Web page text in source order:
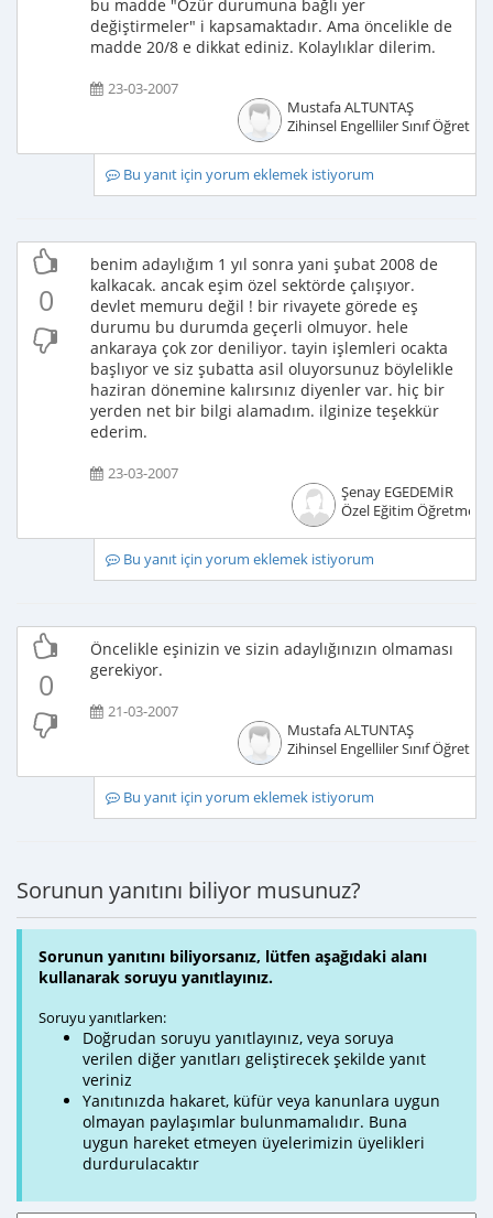
bu madde "Özür durumuna bağlı yer
değiştirmeler" i kapsamaktadır. Ama öncelikle de
madde 20/8 e dikkat ediniz. Kolaylıklar dilerim.
23-03-2007
Mustafa ALTUNTAŞ
Zihinsel Engelliler Sınıf
Bu yanıt için yorum eklemek istiyorum
0
benim adaylığım 1 yıl sonra yani şubat 2008 de
kalkacak. ancak eşim özel sektörde çalışıyor.
devlet memuru değil ! bir rivayete görede eş
durumu bu durumda geçerli olmuyor. hele
ankaraya çok zor deniliyor. tayin işlemleri ocakta
başlıyor ve siz şubatta asil oluyorsunuz böylelikle
haziran dönemine kalırsınız diyenler var. hiç bir
yerden net bir bilgi alamadım. ilginize teşekkür
ederim.
23-03-2007
Şenay EGEDEMİR
Özel Eğitim Öğretmeni
Bu yanıt için yorum eklemek istiyorum
0
Öncelikle eşinizin ve sizin adaylığınızın olmaması
gerekiyor.
21-03-2007
Mustafa ALTUNTAŞ
Zihinsel Engelliler Sınıf
Bu yanıt için yorum eklemek istiyorum
Sorunun yanıtını biliyor musunuz?
Sorunun yanıtını biliyorsanız, lütfen aşağıdaki alanı
kullanarak soruyu yanıtlayınız.
Soruyu yanıtlarken:
Doğrudan soruyu yanıtlayınız, veya soruya
verilen diğer yanıtları geliştirecek şekilde yanıt
veriniz
Yanıtınızda hakaret, küfür veya kanunlara uygun
olmayan paylaşımlar bulunmamalıdır. Buna
uygun hareket etmeyen üyelerimizin üyelikleri
durdurulacaktır